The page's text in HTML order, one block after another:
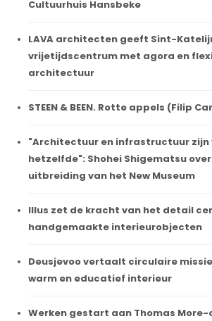
Cultuurhuis Hansbeke
LAVA architecten geeft Sint-
vrijetijdscentrum met agora en
architectuur
STEEN & BEEN. Rotte appels (Filip
"Architectuur en infrastructuur zijn
hetzelfde": Shohei Shigematsu over
uitbreiding van het New Museum
Illus zet de kracht van het detail
handgemaakte interieurobjecten
Deusjevoo vertaalt circulaire
warm en educatief interieur
Werken gestart aan Thomas More-